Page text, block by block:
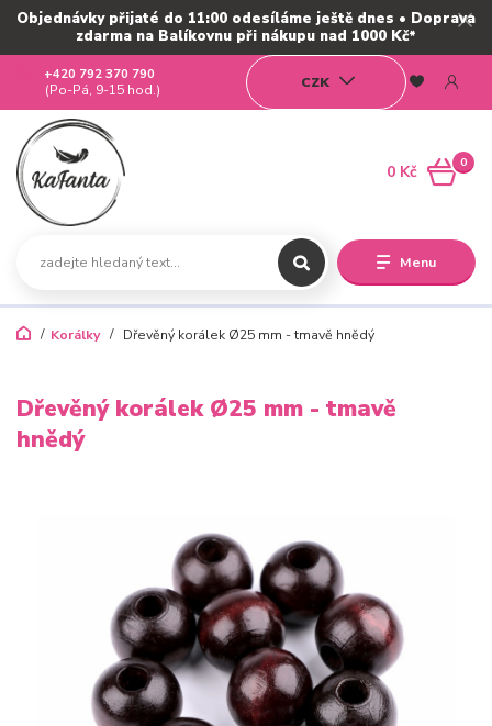
Objednávky přijaté do 11:00 odesíláme ještě dnes • Doprava
zdarma na Balíkovnu při nákupu nad 1000 Kč*
Menu
CZK
+420 792 370 790
(Po-Pá, 9-15 hod.)
0
0 Kč
Korálky Dřevěný korálek Ø25 mm - tmavě hnědý
Dřevěný korálek Ø25 mm - tmavě
hnědý